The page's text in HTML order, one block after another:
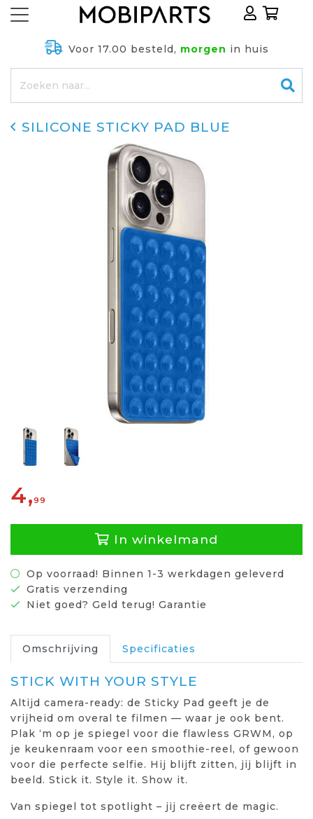
Voor 17.00 besteld, morgen in huis
SILICONE STICKY PAD BLUE
4,99
In winkelmand
Op voorraad! Binnen 1-3 werkdagen geleverd
Gratis verzending
Niet goed? Geld terug! Garantie
Omschrijving Specificaties
STICK WITH YOUR STYLE
Altijd camera-ready: de Sticky Pad geeft je de
vrijheid om overal te filmen — waar je ook bent.
Plak ‘m op je spiegel voor die flawless GRWM, op
je keukenraam voor een smoothie-reel, of gewoon
voor die perfecte selfie. Hij blijft zitten, jij blijft in
beeld. Stick it. Style it. Show it.
Van spiegel tot spotlight – jij creëert de magic.